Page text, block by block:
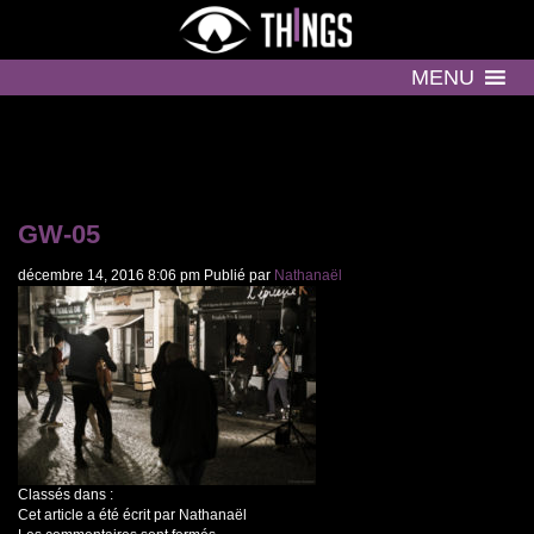
MENU
GW-05
décembre 14, 2016 8:06 pm Publié par Nathanaël
Classés dans :
Cet article a été écrit par Nathanaël